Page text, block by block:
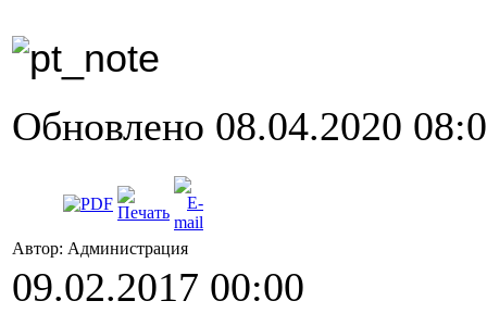
Обновлено 08.04.2020
Автор: Администрация
09.02.2017 00:00